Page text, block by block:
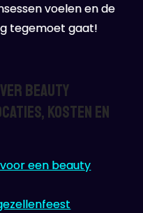
voelen en de
tegemoet gaat!
Beauty
Kosten en
een beauty